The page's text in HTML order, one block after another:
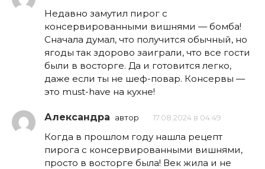
Недавно замутил пирог с
консервированными вишнями — бомба!
Сначала думал, что получится обычный, но
ягоды так здорово заиграли, что все гости
были в восторге. Да и готовится легко,
даже если ты не шеф-повар. Консервы —
это must-have на кухне!
Александра автор 17.08.2024 в 04:49
Когда в прошлом году нашла рецепт
пирога с консервированными вишнями,
просто в восторге была! Век жила и не